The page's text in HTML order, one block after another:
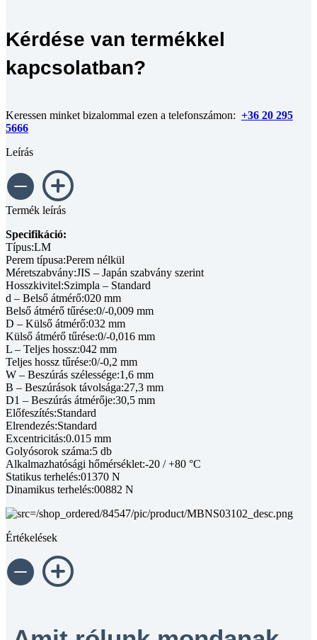
Kérdése van termékkel
kapcsolatban?
Keressen minket bizalommal ezen a telefonszámon: +36 20 295
5666
Leírás
Termék leírás
Specifikáció:
Típus:LM
Perem típusa:Perem nélkül
Méretszabvány:JIS – Japán szabvány szerint
Hosszkivitel:Szimpla – Standard
d – Belső átmérő:020 mm
Belső átmérő tűrése:0/-0,009 mm
D – Külső átmérő:032 mm
Külső átmérő tűrése:0/-0,016 mm
L – Teljes hossz:042 mm
Teljes hossz tűrése:0/-0,2 mm
W – Beszúrás szélessége:1,6 mm
B – Beszúrások távolsága:27,3 mm
D1 – Beszúrás átmérője:30,5 mm
Előfeszítés:Standard
Elrendezés:Standard
Excentricitás:0.015 mm
Golyósorok száma:5 db
Alkalmazhatósági hőmérséklet:-20 / +80 °C
Statikus terhelés:01370 N
Dinamikus terhelés:00882 N
Értékelések